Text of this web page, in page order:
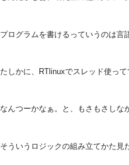
プログラムを書けるっていうのは言
たしかに、RTlinuxでスレッド使っ
なんつーかなぁ。と、もさもさしな
そういうロジックの組み立てかた見